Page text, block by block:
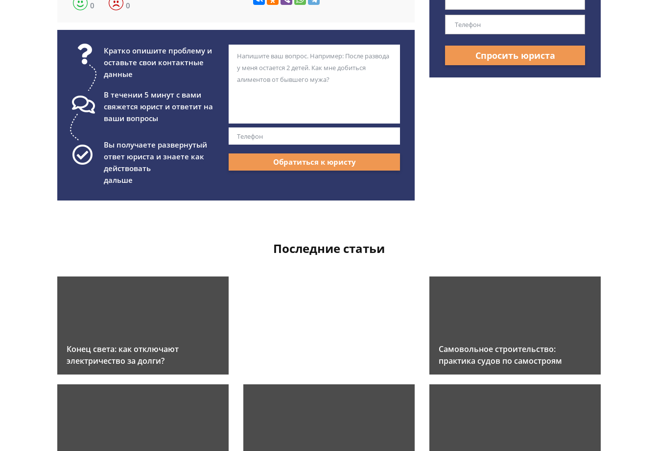
0 0
Кратко опишите проблему и
оставьте свои контактные
данные
В течении 5 минут с вами
свяжется юрист и ответит на
ваши вопросы
Вы получаете развернутый
ответ юриста и знаете как
действовать
дальше
Обратиться к юристу
Спросить юриста
Последние статьи
Конец света: как отключают
электричество за долги?
Самовольное строительство:
практика судов по самостроям